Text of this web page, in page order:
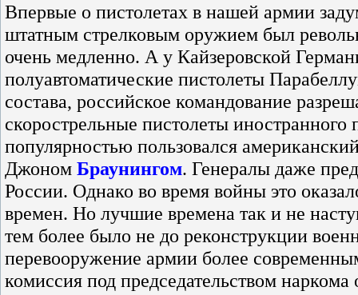
Впервые о пистолетах в нашей армии
штатным стрелковым оружием был
очень медленно. А у Кайзеровской
полуавтоматические пистолеты
состава, российское командование
скорострельные пистолеты
популярностью пользовался
Джоном Браунингом. Генералы даже
России. Однако во время войны это
времен. Но лучшие времена так и не
тем более было не до реконструкции
перевооружение армии более
комиссия под председательством